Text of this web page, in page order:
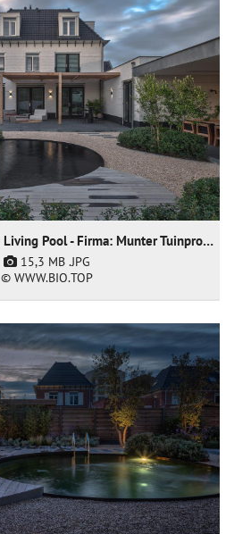
1. Platz - KATEGORIE: Living Pool - Firma: Munter Tuinprojecten
15,3 MB .JPG
© WWW.BIO.TOP